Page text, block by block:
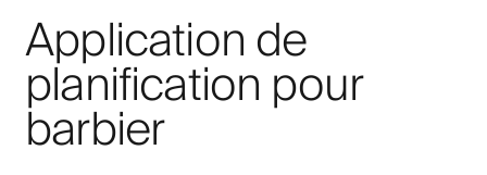
Application de
planification pour
barbier